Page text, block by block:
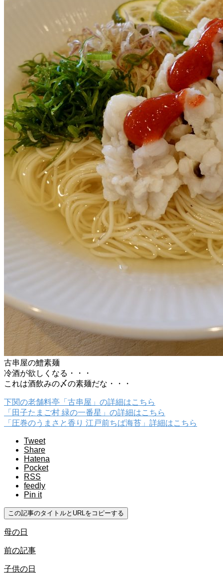
古串屋の鱧素麺
冷酒が欲しくなる・・・
これは酒飲みの〆の素麺だな・・・
下関の老舗料亭「古串屋」の詳細はこちら
「田子たまご村 緑の一番星」の詳細はこちら
「圧巻のうまさと香り 江戸前ちば海苔」詳細はこちら
Tweet
Share
Hatena
Pocket
RSS
feedly
Pin it
この記事のタイトルとURLをコピーする
母の日
前の記事
子供の日